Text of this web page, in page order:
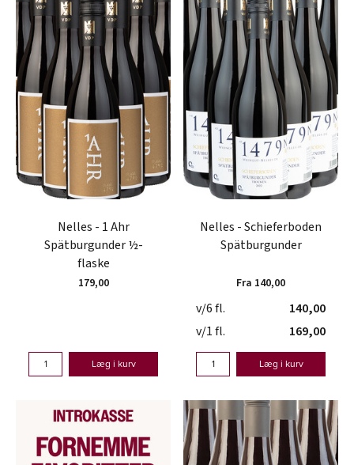
Nelles - 1 Ahr
Spätburgunder ½-
flaske
179,00
Læg i kurv
Nelles - Schieferboden
Spätburgunder
Fra 140,00
v/6 fl.
140,00
v/1 fl.
169,00
Læg i kurv